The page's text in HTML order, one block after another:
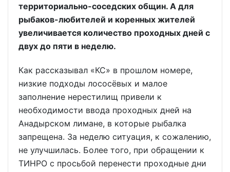
территориально-соседских общин. А для
рыбаков-любителей и коренных жителей
увеличивается количество проходных дней с
двух до пяти в неделю.
Как рассказывал «КС» в прошлом номере,
низкие подходы лососёвых и малое
заполнение нерестилищ привели к
необходимости ввода проходных дней на
Анадырском лимане, в которые рыбалка
запрещена. За неделю ситуация, к сожалению,
не улучшилась. Более того, при обращении к
ТИНРО с просьбой перенести проходные дни